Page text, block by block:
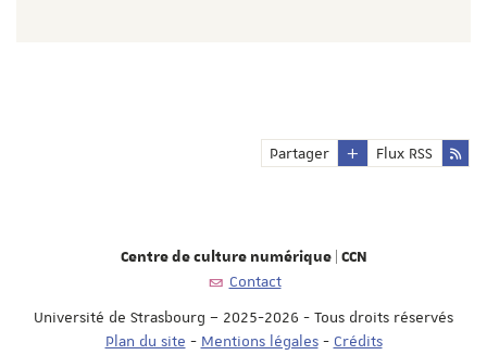
Partager Flux RSS
Centre de culture numérique | CCN
Contact
Université de Strasbourg – 2025-2026 - Tous droits réservés
Plan du site - Mentions légales- Crédits